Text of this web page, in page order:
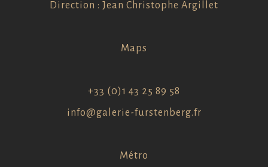
Direction : Jean Christophe Argillet
Maps
+33 (0)1 43 25 89 58
info@galerie-furstenberg.fr
Métro